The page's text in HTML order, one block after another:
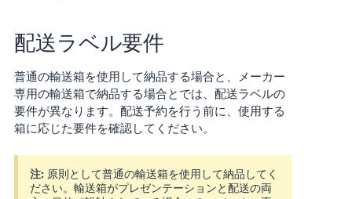
配送ラベル要件
普通の輸送箱を使用して納品する場合と、メーカー
専用の輸送箱で納品する場合とでは、配送ラベルの
要件が異なります。配送予約を行う前に、使用する
箱に応じた要件を確認してください。
注: 原則として普通の輸送箱を使用して納品してく
ださい。輸送箱がプレゼンテーションと配送の両